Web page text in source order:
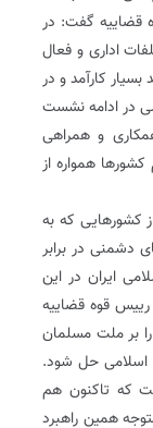
قضاییه گفت: در
اداری و فعال
کار‌آمد و در
در ادامه نشست
و همراهی
همواره از
کشورهایی که به
دشمنی در برابر
ایران در این
قوه قضاییه
را بر ملت مسلمان
اسلامی حل شود.
که تاکنون هم
همین راهبرد